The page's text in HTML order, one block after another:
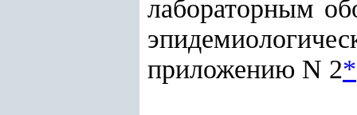
лабораторным
приложению N 2*